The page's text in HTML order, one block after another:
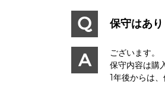
保守はあり
ございます。
保守内容は購
1年後からは